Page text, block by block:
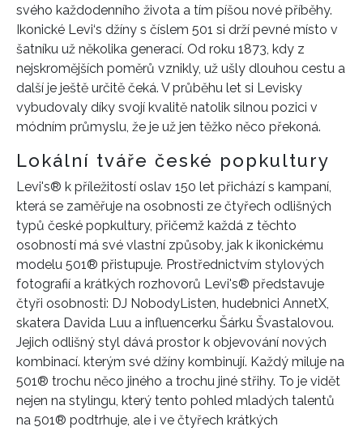
svého každodenního života a tím píšou nové příběhy.
Ikonické Levi‘s džíny s číslem 501 si drží pevné místo v
šatníku už několika generací. Od roku 1873, kdy z
nejskromějších poměrů vznikly, už ušly dlouhou cestu a
další je ještě určitě čeká. V průběhu let si Levisky
vybudovaly díky svojí kvalitě natolik silnou pozici v
módním průmyslu, že je už jen těžko něco překoná.
Lokální tváře české popkultury
Levi's® k příležitostí oslav 150 let přichází s kampaní,
která se zaměřuje na osobnosti ze čtyřech odlišných
typů české popkultury, přičemž každá z těchto
osobností má své vlastní způsoby, jak k ikonickému
modelu 501® přistupuje. Prostřednictvím stylových
fotografií a krátkých rozhovorů Levi's® představuje
čtyři osobnosti: DJ NobodyListen, hudebnici AnnetX,
skatera Davida Luu a influencerku Šárku Švastalovou.
Jejich odlišný styl dává prostor k objevování nových
kombinací. kterým své džíny kombinují. Každý miluje na
501® trochu něco jiného a trochu jiné střihy. To je vidět
nejen na stylingu, který tento pohled mladých talentů
na 501® podtrhuje, ale i ve čtyřech krátkých